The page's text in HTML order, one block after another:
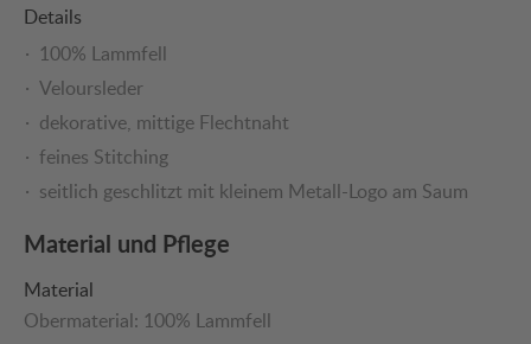
Details
100% Lammfell
Veloursleder
dekorative, mittige Flechtnaht
feines Stitching
seitlich geschlitzt mit kleinem Metall-Logo am Saum
Material und Pflege
Material
Obermaterial: 100% Lammfell